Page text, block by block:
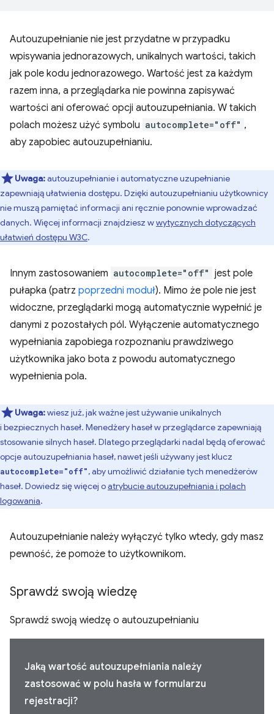
Autouzupełnianie nie jest przydatne w przypadku
wpisywania jednorazowych, unikalnych wartości, takich
jak pole kodu jednorazowego. Wartość jest za każdym
razem inna, a przeglądarka nie powinna zapisywać
wartości ani oferować opcji autouzupełniania. W takich
polach możesz użyć symbolu autocomplete="off" ,
aby zapobiec autouzupełnianiu.
Uwaga:autouzupełnianie i automatyczne uzupełnianie
zapewniają ułatwienia dostępu. Dzięki autouzupełnianiu użytkownicy
nie muszą pamiętać informacji ani ręcznie ponownie wprowadzać
danych. Więcej informacji znajdziesz wwytycznych dotyczących
ułatwień dostępu W3C.
Innym zastosowaniem autocomplete="off" jest pole
pułapka (patrz poprzedni moduł). Mimo że pole nie jest
widoczne, przeglądarki mogą automatycznie wypełnić je
danymi z pozostałych pól. Wyłączenie automatycznego
wypełniania zapobiega rozpoznaniu prawdziwego
użytkownika jako bota z powodu automatycznego
wypełnienia pola.
Uwaga:wiesz już, jak ważne jest używanie unikalnych
i bezpiecznych haseł. Menedżery haseł w przeglądarce zapewniają
stosowanie silnych haseł. Dlatego przeglądarki nadal będą oferować
opcje autouzupełniania haseł, nawet jeśli używany jest klucz
autocomplete="off", aby umożliwić działanie tych menedżerów
haseł. Dowiedz się więcej oatrybucie autouzupełniania i polach
logowania.
Autouzupełnianie należy wyłączyć tylko wtedy, gdy masz
pewność, że pomoże to użytkownikom.
Sprawdź swoją wiedzę
Sprawdź swoją wiedzę o autouzupełnianiu
Jaką wartość autouzupełniania należy
zastosować w polu hasła w formularzu
rejestracji?